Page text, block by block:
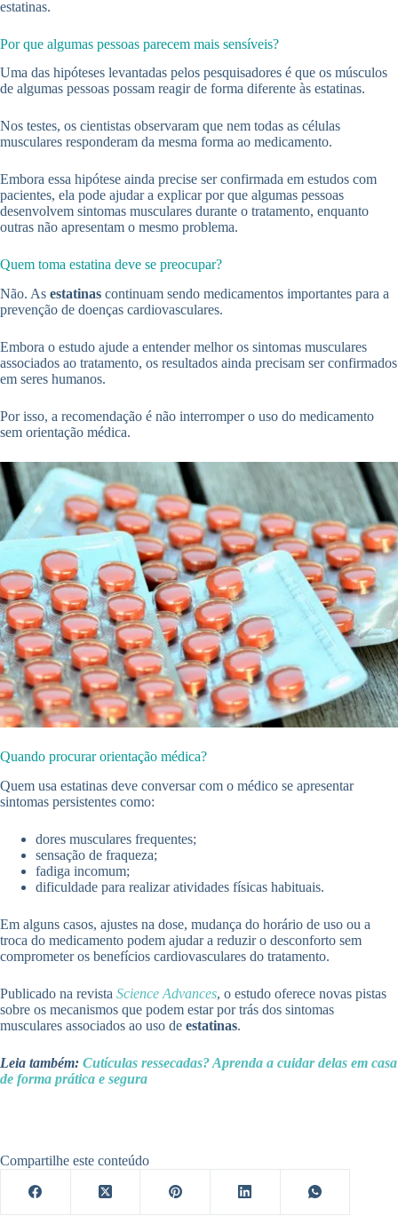
estatinas.
Por que algumas pessoas parecem mais sensíveis?
Uma das hipóteses levantadas pelos pesquisadores é que os músculos
de algumas pessoas possam reagir de forma diferente às estatinas.
Nos testes, os cientistas observaram que nem todas as células
musculares responderam da mesma forma ao medicamento.
Embora essa hipótese ainda precise ser confirmada em estudos com
pacientes, ela pode ajudar a explicar por que algumas pessoas
desenvolvem sintomas musculares durante o tratamento, enquanto
outras não apresentam o mesmo problema.
Quem toma estatina deve se preocupar?
Não. As estatinas continuam sendo medicamentos importantes para a
prevenção de doenças cardiovasculares.
Embora o estudo ajude a entender melhor os sintomas musculares
associados ao tratamento, os resultados ainda precisam ser confirmados
em seres humanos.
Por isso, a recomendação é não interromper o uso do medicamento
sem orientação médica.
Quando procurar orientação médica?
Quem usa estatinas deve conversar com o médico se apresentar
sintomas persistentes como:
dores musculares frequentes;
sensação de fraqueza;
fadiga incomum;
dificuldade para realizar atividades físicas habituais.
Em alguns casos, ajustes na dose, mudança do horário de uso ou a
troca do medicamento podem ajudar a reduzir o desconforto sem
comprometer os benefícios cardiovasculares do tratamento.
Publicado na revista Science Advances, o estudo oferece novas pistas
sobre os mecanismos que podem estar por trás dos sintomas
musculares associados ao uso de estatinas.
Leia também: Cutículas ressecadas? Aprenda a cuidar delas em casa
de forma prática e segura
Compartilhe este conteúdo